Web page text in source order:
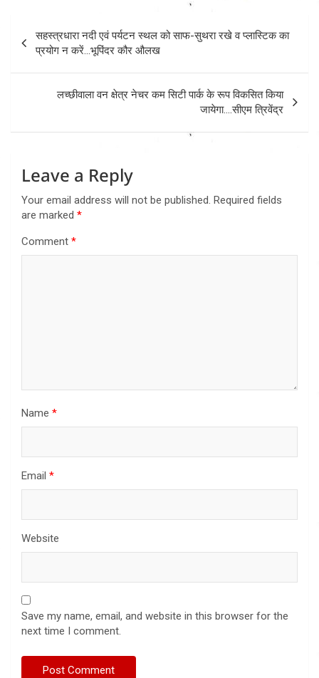
navigation
सहस्त्रधारा नदी एवं पर्यटन स्थल को साफ-सुथरा रखे व प्लास्टिक का
प्रयोग न करें…भूपिंदर कौर औलख
लच्छीवाला वन क्षेत्र नेचर कम सिटी पार्क के रूप विकसित किया
जायेगा….सीएम त्रिवेंद्र
Leave a Reply
Your email address will not be published. Required fields
are marked *
Comment *
Name *
Email *
Website
Save my name, email, and website in this browser for the
next time I comment.